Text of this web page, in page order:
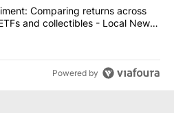
$10K experiment: Comparing
Comparing returns across
and collectibles - Local News
Powered by